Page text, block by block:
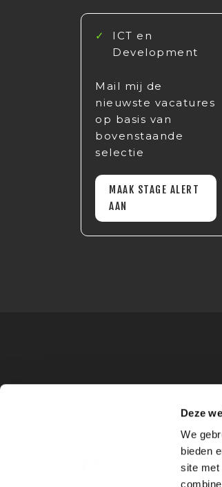
Deze
We
bieden
site met
ICT en
Development
Mail mij de
nieuwste vacatures
op basis van
bovenstaande
selectie
MAAK STAGE ALERT
AAN